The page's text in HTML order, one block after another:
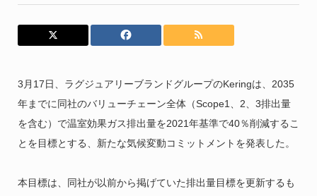
3月17日、ラグジュアリーブランドグループのKeringは、2035
年までに同社のバリューチェーン全体（Scope1、2、3排出量
を含む）で温室効果ガス排出量を2021年基準で40％削減するこ
とを目標とする、新たな気候変動コミットメントを発表した。
本目標は、同社が以前から掲げていた排出量目標を更新するも